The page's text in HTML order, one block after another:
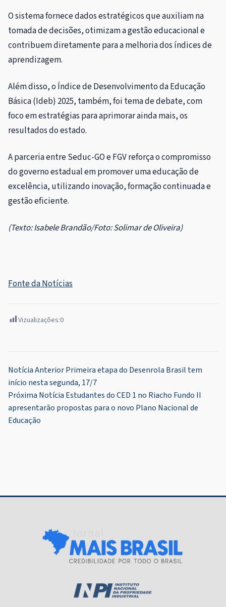
O sistema fornece dados estratégicos que auxiliam na
tomada de decisões, otimizam a gestão educacional e
contribuem diretamente para a melhoria dos índices de
aprendizagem.
Além disso, o Índice de Desenvolvimento da Educação
Básica (Ideb) 2025, também, foi tema de debate, com
foco em estratégias para aprimorar ainda mais, os
resultados do estado.
A parceria entre Seduc-GO e FGV reforça o compromisso
do governo estadual em promover uma educação de
excelência, utilizando inovação, formação continuada e
gestão eficiente.
(Texto: Isabele Brandão/Foto: Solimar de Oliveira)
Fonte da Notícias
Vizualizações:0
Navegação
de
Post
Notícia AnteriorPrimeira etapa do Desenrola Brasil tem
início nesta segunda, 17/7
Próxima Notícia Estudantes do CED 1 no Riacho Fundo II
apresentarão propostas para o novo Plano Nacional de
Educação